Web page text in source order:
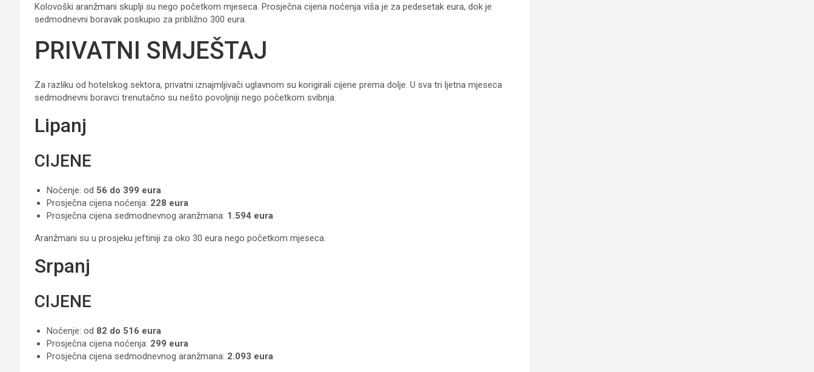
Kolovoški aranžmani skuplji su nego početkom mjeseca. Prosječna cijena noćenja viša je za pedesetak eura, dok je
sedmodnevni boravak poskupio za približno 300 eura.
PRIVATNI SMJEŠTAJ
Za razliku od hotelskog sektora, privatni iznajmljivači uglavnom su korigirali cijene prema dolje. U sva tri ljetna mjeseca
sedmodnevni boravci trenutačno su nešto povoljniji nego početkom svibnja.
Lipanj
CIJENE
Noćenje: od 56 do 399 eura
Prosječna cijena noćenja: 228 eura
Prosječna cijena sedmodnevnog aranžmana: 1.594 eura
Aranžmani su u prosjeku jeftiniji za oko 30 eura nego početkom mjeseca.
Srpanj
CIJENE
Noćenje: od 82 do 516 eura
Prosječna cijena noćenja: 299 eura
Prosječna cijena sedmodnevnog aranžmana: 2.093 eura